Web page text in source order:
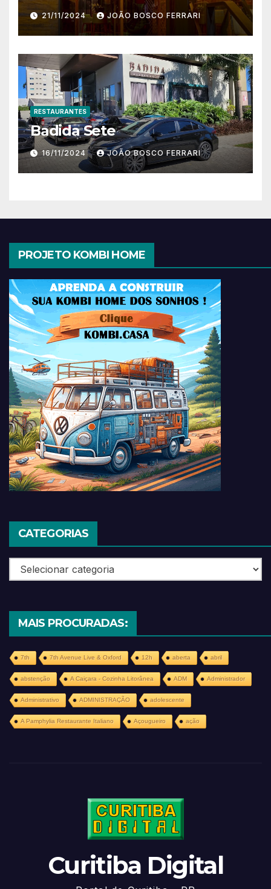
21/11/2024 JOÃO BOSCO FERRARI
RESTAURANTES
Badida Sete
16/11/2024 JOÃO BOSCO FERRARI
PROJETO KOMBI HOME
CATEGORIAS
Categorias
MAIS PROCURADAS:
7th 7th Avenue Live & Oxford 12h aberta abril
abstenção A Caiçara - Cozinha Litorânea ADM Administrador
Administrativo ADMINISTRAÇÃO adolescente
A Pamphylia Restaurante Italiano Açougueiro ação
Curitiba Digital